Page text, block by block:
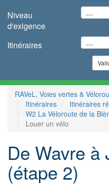
Niveau
d'exigence
Itinéraires
RAVeL, Voies vertes &
Itinéraires
Itinéraires
W2 La Véloroute de la
Louer un vélo
De Wavre à
(étape 2)